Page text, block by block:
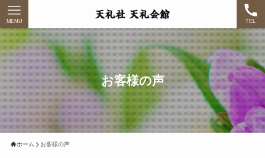
TEL
MENU
お客様の声
ホーム お客様の声